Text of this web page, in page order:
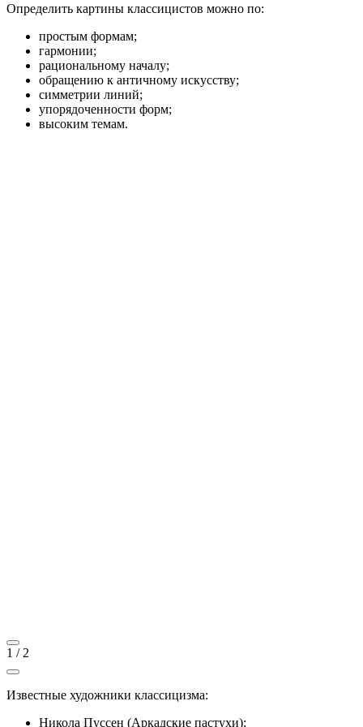
Определить картины классицистов можно по:
простым формам;
гармонии;
рациональному началу;
обращению к античному искусству;
симметрии линий;
упорядоченности форм;
высоким темам.
1 / 2
Известные художники классицизма:
Никола Пуссен (Аркадские пастухи);